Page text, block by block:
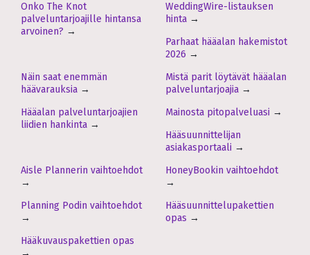
Onko The Knot
palveluntarjoajille hintansa
arvoinen? →
WeddingWire-listauksen
hinta →
Parhaat hääalan hakemistot
2026 →
Näin saat enemmän
häävarauksia →
Mistä parit löytävät hääalan
palveluntarjoajia →
Hääalan palveluntarjoajien
liidien hankinta →
Mainosta pitopalveluasi →
Hääsuunnittelijan
asiakasportaali →
Aisle Plannerin vaihtoehdot
→
HoneyBookin vaihtoehdot
→
Planning Podin vaihtoehdot
→
Hääsuunnittelupakettien
opas →
Hääkuvauspakettien opas